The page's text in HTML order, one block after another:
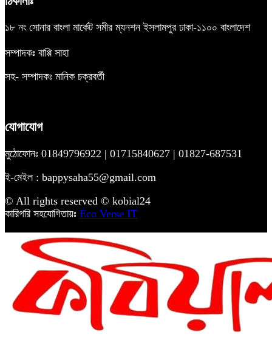
১৮ নং সোনার বাংলা মার্কেট সমীর ম্যনশন ইসলামপুর ঢাকা-১১০০ বাংলাদেশ
সম্পাদকঃ বাপ্পি সাহা
সহ- সম্পাদকঃ মানিক চক্রবর্তী
যোগাযোগ
মুঠোফোনঃ 01849796922 | 01715840627 | 01827-687531
ই-মেইল : bappysaha55@gmail.com
© All rights reserved © kobial24
কারিগরি সহযোগিতায়ঃ Eco Verse IT